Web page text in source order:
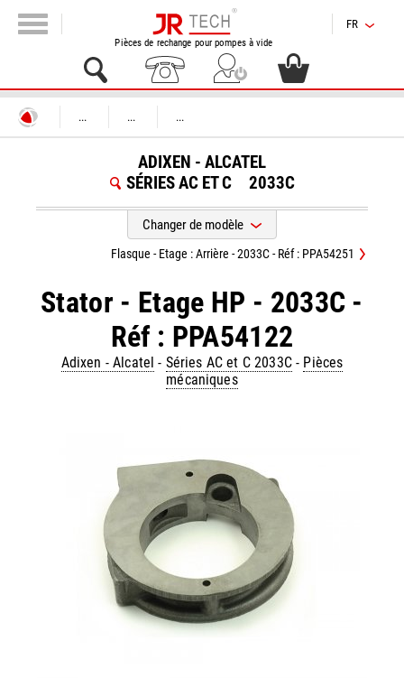
Pièces de rechange pour pompes à vide
FR
... ... ...
ADIXEN - ALCATEL
SÉRIES AC ET C
2033C
Changer de modèle
Stator - Etage HP - 2033C -
Réf : PPA54122
Adixen - Alcatel - Séries AC et C 2033C- Pièces
mécaniques
Flasque - Etage : Arrière - 2033C - Réf : PPA54251